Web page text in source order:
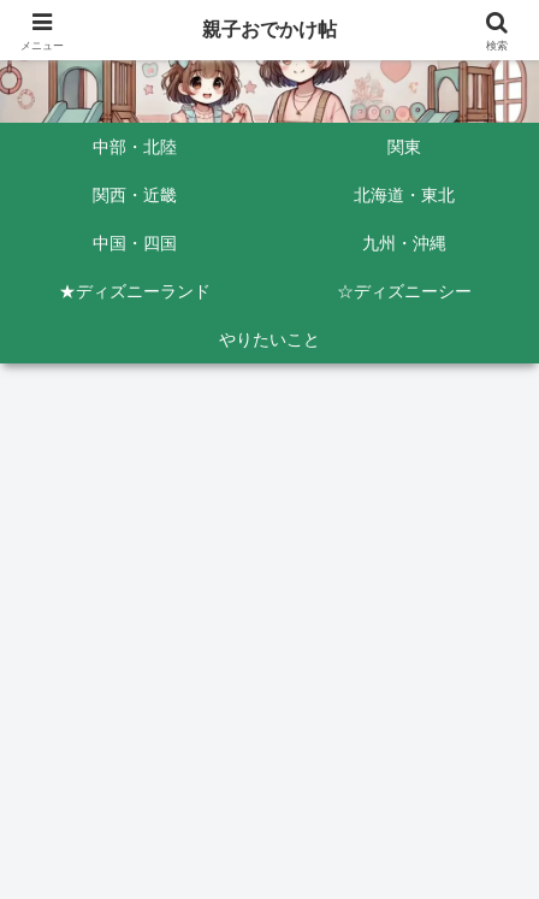
中部・北陸 関東
関西・近畿 北海道・東北
中国・四国 九州・沖縄
★ディズニーランド ☆ディズニーシー
やりたいこと
メニュー
親子おでかけ帖
検索